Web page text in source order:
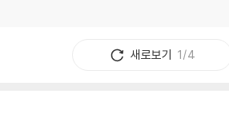
새로보기 1/4